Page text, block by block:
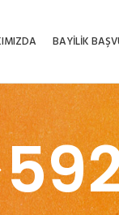
BAYİLİK